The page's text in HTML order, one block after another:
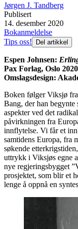
Jørgen J. Tandberg
Publisert
14. desember 2020
Bokanmeldelse
Tips oss!
Del artikkel
Espen Johnsen:
Pax Forlag, Oslo 2020
Omslagsdesign:
Boken følger Viksjø
Bang, der han begynte
aspekter ved det
påvirkningen fra
innflytelse. Vi får et
samtidens Europa, fra
søkende
uttrykk i Viksjøs egne
nye regjeringsbygget
prosjektet, som blir et
lenge å oppnå en